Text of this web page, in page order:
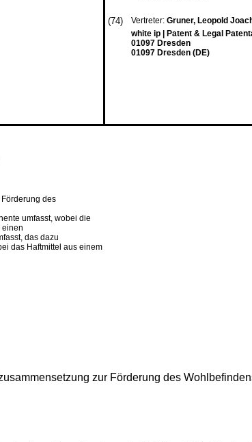
(74) Vertreter: Gruner, Leopold
white ip | Patent & Legal
01097 Dresden
01097 Dresden (DE)
des
umfasst, wobei die
einen
das dazu
das Haftmittel aus einem
zur Förderung des